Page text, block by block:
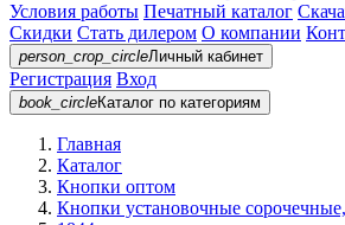
Условия работы Печатный каталог
Скидки Стать дилером О компании
person_crop_circleЛичный кабинет
Регистрация Вход
book_circleКаталог по категориям
Главная
Каталог
Кнопки оптом
Кнопки установочные